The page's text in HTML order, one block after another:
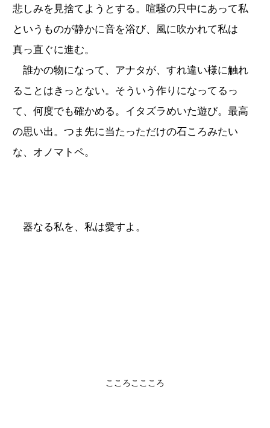
悲しみを見捨てようとする。喧騒の只中にあって私
というものが静かに音を浴び、風に吹かれて私は
真っ直ぐに進む。
誰かの物になって、アナタが、すれ違い様に触れ
ることはきっとない。そういう作りになってるっ
て、何度でも確かめる。イタズラめいた遊び。最高
の思い出。つま先に当たっただけの石ころみたい
な、オノマトペ。
器なる私を、私は愛すよ。
こころここころ